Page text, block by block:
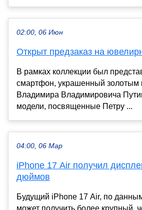
02:00, 06 Июн
Открыт предзаказ на
В рамках коллекции был
смартфон, украшенный
Владимира Владимировича
модели, посвященные Петру ...
04:00, 06 Мар
iPhone 17 Air получил
дюймов
Будущий iPhone 17 Air, по